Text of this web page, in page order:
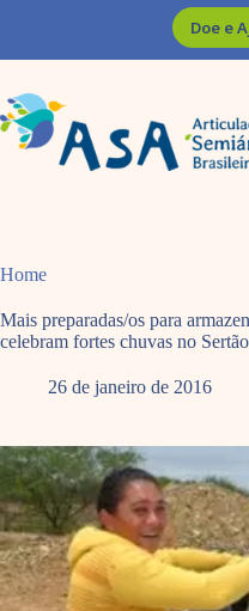
Doe e
Home
Mais preparadas/os para
celebram fortes chuvas no
26 de janeiro de 2016